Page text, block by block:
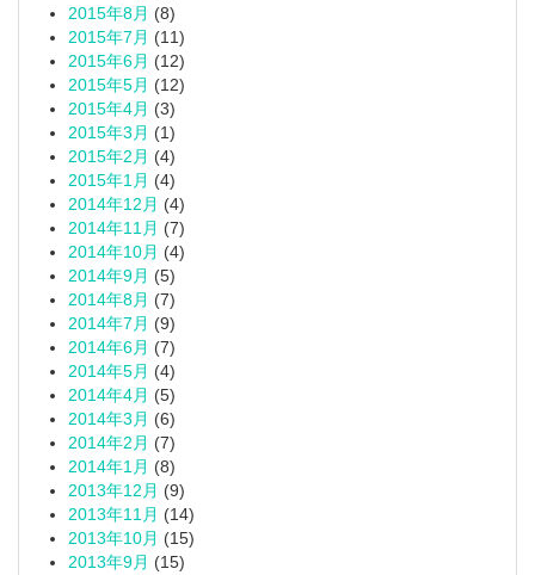
2015年8月 (8)
2015年7月 (11)
2015年6月 (12)
2015年5月 (12)
2015年4月 (3)
2015年3月 (1)
2015年2月 (4)
2015年1月 (4)
2014年12月 (4)
2014年11月 (7)
2014年10月 (4)
2014年9月 (5)
2014年8月 (7)
2014年7月 (9)
2014年6月 (7)
2014年5月 (4)
2014年4月 (5)
2014年3月 (6)
2014年2月 (7)
2014年1月 (8)
2013年12月 (9)
2013年11月 (14)
2013年10月 (15)
2013年9月 (15)